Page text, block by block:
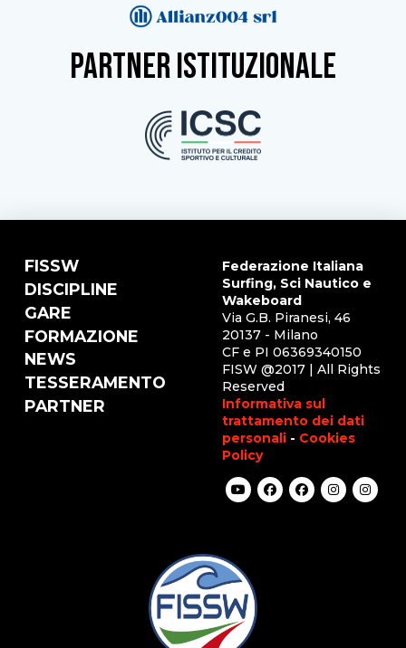
partner istituzionale
FISSW
DISCIPLINE
GARE
FORMAZIONE
NEWS
TESSERAMENTO
PARTNER
Federazione Italiana
Surfing, Sci Nautico e
Wakeboard
Via G.B. Piranesi, 46
20137 - Milano
CF e PI 06369340150
FISW @2017 | All Rights
Reserved
Informativa sul
trattamento dei dati
personali - Cookies
Policy